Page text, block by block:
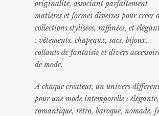
originalité, associant parfaitement
matières et formes diverses pour créer
collections stylisées, raffinées, et
: vêtements, chapeaux, sacs, bijoux,
collants de fantaisie et divers
de mode.
A chaque créateur, un univers
pour une mode intemporelle : élégante,
romantique, rétro, baroque, nomade,